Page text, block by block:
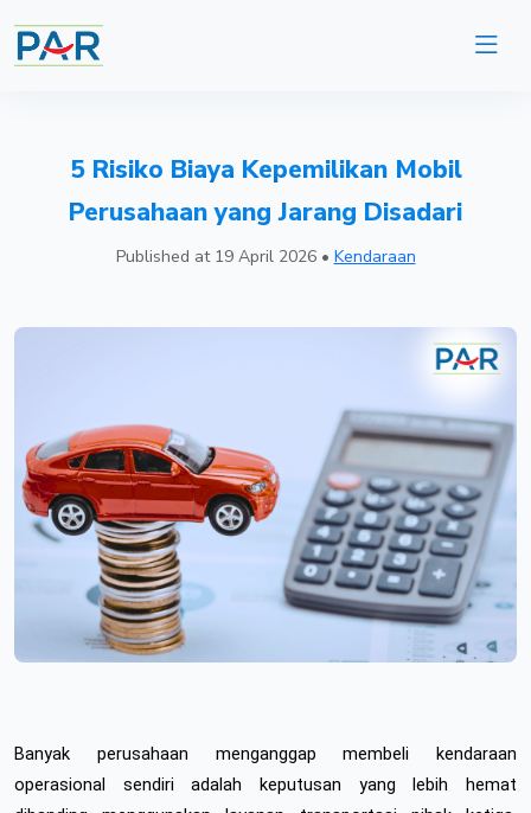
5 Risiko Biaya Kepemilikan Mobil
Perusahaan yang Jarang Disadari
Published at 19 April 2026 • Kendaraan
Banyak perusahaan menganggap membeli kendaraan
operasional sendiri adalah keputusan yang lebih hemat